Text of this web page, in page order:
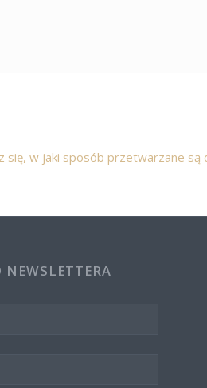
się, w jaki sposób przetwarzane są